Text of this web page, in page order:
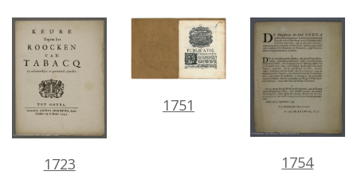
1723
1751
1754